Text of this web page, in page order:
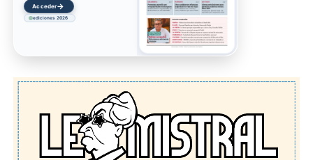
Acceder→
ediciones 2026